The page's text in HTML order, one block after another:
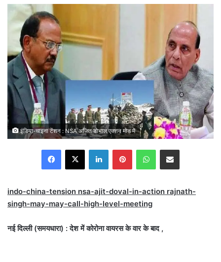
इंडिया-चाइना टेंशन : NSA अजित डोभाल एक्शन मोड में
indo-china-tension nsa-ajit-doval-in-action rajnath-
singh-may-may-call-high-level-meeting
नई दिल्ली (समयधारा) : देश में कोरोना वायरस के वार के बाद ,